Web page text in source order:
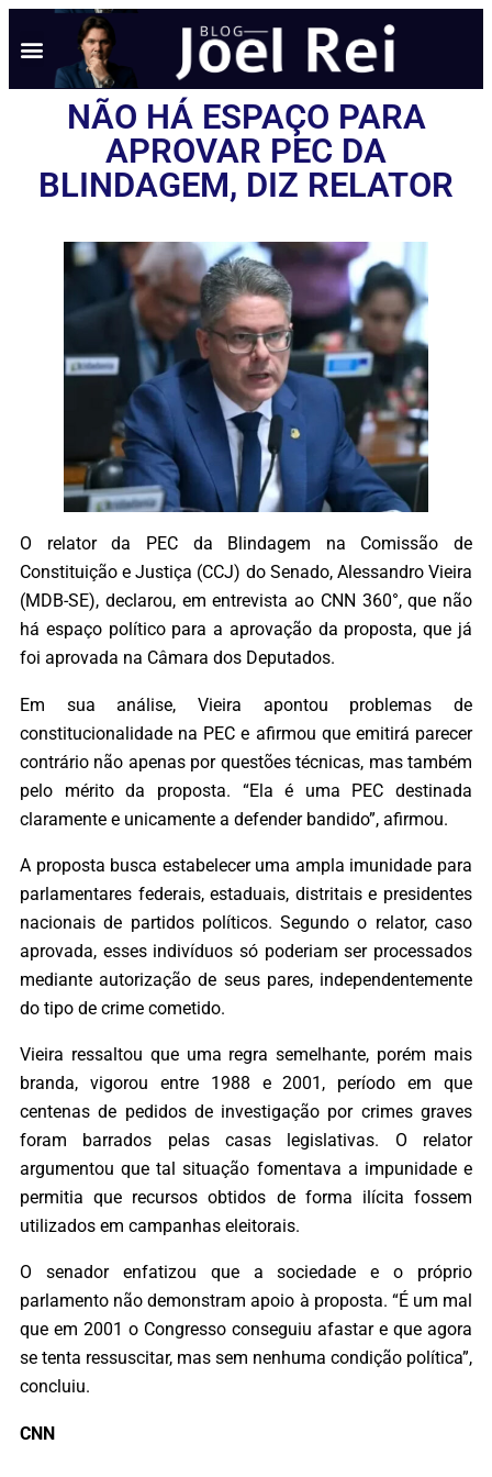
NÃO HÁ ESPAÇO PARA
APROVAR PEC DA
BLINDAGEM, DIZ RELATOR
O relator da PEC da Blindagem na Comissão de
Constituição e Justiça (CCJ) do Senado, Alessandro Vieira
(MDB-SE), declarou, em entrevista ao CNN 360°, que não
há espaço político para a aprovação da proposta, que já
foi aprovada na Câmara dos Deputados.
Em sua análise, Vieira apontou problemas de
constitucionalidade na PEC e afirmou que emitirá parecer
contrário não apenas por questões técnicas, mas também
pelo mérito da proposta. “Ela é uma PEC destinada
claramente e unicamente a defender bandido”, afirmou.
A proposta busca estabelecer uma ampla imunidade para
parlamentares federais, estaduais, distritais e presidentes
nacionais de partidos políticos. Segundo o relator, caso
aprovada, esses indivíduos só poderiam ser processados
mediante autorização de seus pares, independentemente
do tipo de crime cometido.
Vieira ressaltou que uma regra semelhante, porém mais
branda, vigorou entre 1988 e 2001, período em que
centenas de pedidos de investigação por crimes graves
foram barrados pelas casas legislativas. O relator
argumentou que tal situação fomentava a impunidade e
permitia que recursos obtidos de forma ilícita fossem
utilizados em campanhas eleitorais.
O senador enfatizou que a sociedade e o próprio
parlamento não demonstram apoio à proposta. “É um mal
que em 2001 o Congresso conseguiu afastar e que agora
se tenta ressuscitar, mas sem nenhuma condição política”,
concluiu.
CNN